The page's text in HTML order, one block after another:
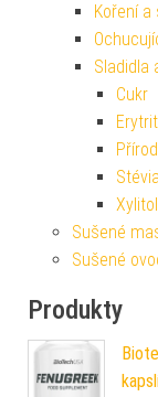
Koření a
Sladidla
Cukr
Stévia
Xylitol
Sušené
Sušené
Produkty